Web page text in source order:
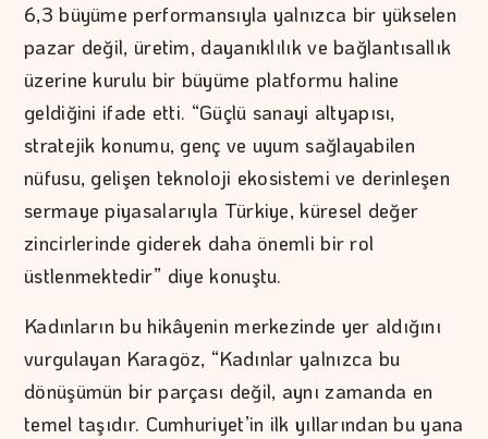
6,3 büyüme performansıyla yalnızca bir yükselen
pazar değil, üretim, dayanıklılık ve bağlantısallık
üzerine kurulu bir büyüme platformu haline
geldiğini ifade etti. “Güçlü sanayi altyapısı,
stratejik konumu, genç ve uyum sağlayabilen
nüfusu, gelişen teknoloji ekosistemi ve derinleşen
sermaye piyasalarıyla Türkiye, küresel değer
zincirlerinde giderek daha önemli bir rol
üstlenmektedir” diye konuştu.
Kadınların bu hikâyenin merkezinde yer aldığını
vurgulayan Karagöz, “Kadınlar yalnızca bu
dönüşümün bir parçası değil, aynı zamanda en
temel taşıdır. Cumhuriyet’in ilk yıllarından bu yana